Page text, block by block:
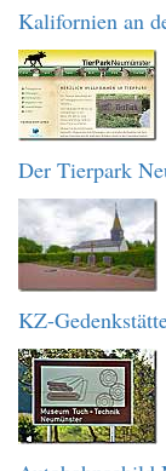
Kalifornien an
Der Tierpark
KZ-